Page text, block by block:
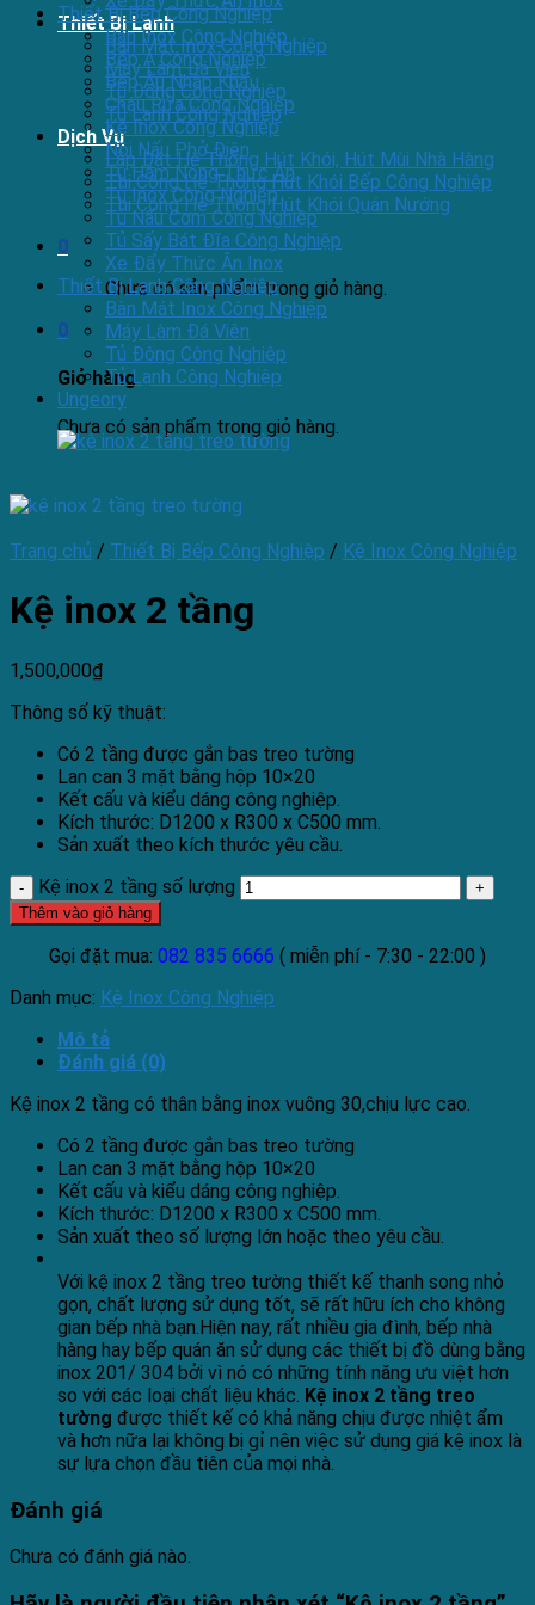
Thiết Bị Lạnh
Bàn Mát Inox Công Nghiệp
Máy Làm Đá Viên
Tủ Đông Công Nghiệp
Tủ Lạnh Công Nghiệp
Dịch Vụ
Lắp Đặt Hệ Thống Hút Khói, Hút Mùi Nhà Hàng
Thi Công Hệ Thống Hút Khói Bếp Công Nghiệp
Thi Công Hệ Thống Hút Khói Quán Nướng
0
Chưa có sản phẩm trong giỏ hàng.
0
Giỏ hàng
Chưa có sản phẩm trong giỏ hàng.
Thiết Bị Bếp Công Nghiệp
Bàn Inox Công Nghiệp
Bếp Á Công Nghiệp
Bếp Âu Nhập Khẩu
Chậu Rửa Công Nghiệp
Kệ Inox Công Nghiệp
Nồi Nấu Phở Điện
Tủ Hâm Nóng Thức Ăn
Tủ Inox Công Nghiệp
Tủ Nấu Cơm Công Nghiệp
Tủ Sấy Bát Đĩa Công Nghiệp
Xe Đẩy Thức Ăn Inox
Thiết Bị Lạnh Công Nghiệp
Bàn Mát Inox Công Nghiệp
Máy Làm Đá Viên
Tủ Đông Công Nghiệp
Tủ Lạnh Công Nghiệp
Ungeory
Trang chủ / Thiết Bị Bếp Công Nghiệp / Kệ Inox Công Nghiệp
Kệ inox 2 tầng
1,500,000₫
Thông số kỹ thuật:
Có 2 tầng được gắn bas treo tường
Lan can 3 mặt bằng hộp 10×20
Kết cấu và kiểu dáng công nghiệp.
Kích thước: D1200 x R300 x C500 mm.
Sản xuất theo kích thước yêu cầu.
Kệ inox 2 tầng số lượng
Thêm vào giỏ hàng
Gọi đặt mua: 082 835 6666 ( miễn phí - 7:30 - 22:00 )
Danh mục: Kệ Inox Công Nghiệp
Mô tả
Đánh giá (0)
Kệ inox 2 tầng có thân bằng inox vuông 30,chịu lực cao.
Có 2 tầng được gắn bas treo tường
Lan can 3 mặt bằng hộp 10×20
Kết cấu và kiểu dáng công nghiệp.
Kích thước: D1200 x R300 x C500 mm.
Sản xuất theo số lượng lớn hoặc theo yêu cầu.
Với kệ inox 2 tầng treo tường thiết kế thanh song nhỏ
gọn, chất lượng sử dụng tốt, sẽ rất hữu ích cho không
gian bếp nhà bạn.Hiện nay, rất nhiều gia đình, bếp nhà
hàng hay bếp quán ăn sử dụng các thiết bị đồ dùng bằng
inox 201/ 304 bởi vì nó có những tính năng ưu việt hơn
so với các loại chất liệu khác. Kệ inox 2 tầng treo
tường được thiết kế có khả năng chịu được nhiệt ẩm
và hơn nữa lại không bị gỉ nên việc sử dụng giá kệ inox là
sự lựa chọn đầu tiên của mọi nhà.
Đánh giá
Chưa có đánh giá nào.